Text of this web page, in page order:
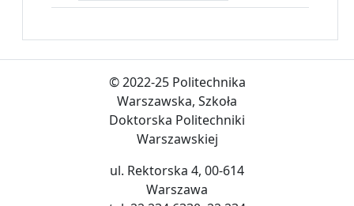
© 2022-25 Politechnika
Warszawska, Szkoła
Doktorska Politechniki
Warszawskiej
ul. Rektorska 4, 00-614
Warszawa